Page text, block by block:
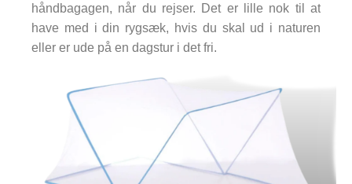
håndbagagen, når du rejser. Det er lille nok til at
have med i din rygsæk, hvis du skal ud i naturen
eller er ude på en dagstur i det fri.